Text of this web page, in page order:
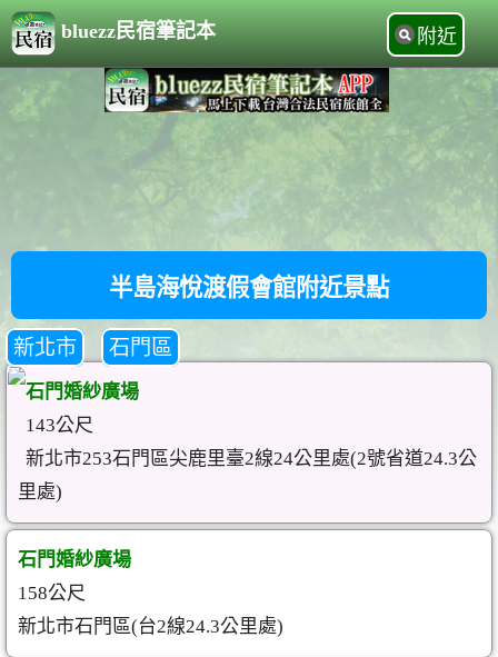
bluezz民宿筆記本 附近
半島海悅渡假會館附近景點
新北市 石門區
石門婚紗廣場
143公尺
新北市253石門區尖鹿里臺2線24公里處(2號省道24.3公
里處)
石門婚紗廣場
158公尺
新北市石門區(台2線24.3公里處)